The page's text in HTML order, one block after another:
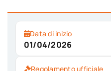
Data di inizio
01/04/2026
Regolamento ufficiale